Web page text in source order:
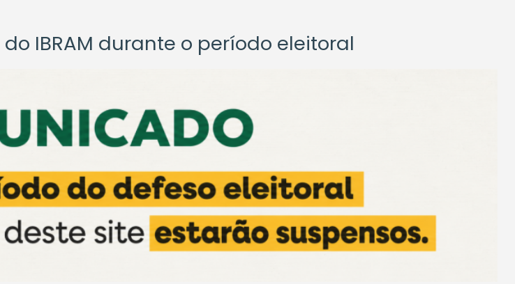
IBRAM durante o período eleitoral